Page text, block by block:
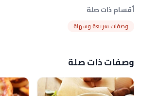
أقسام ذات صلة
وصفات سريعة وسهلة
وصفات ذات صلة